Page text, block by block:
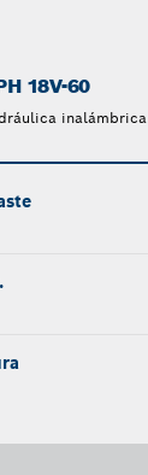
18V-60
inalámbrica